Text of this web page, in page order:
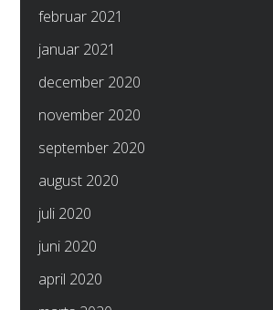
februar 2021
januar 2021
december 2020
november 2020
september 2020
august 2020
juli 2020
juni 2020
april 2020